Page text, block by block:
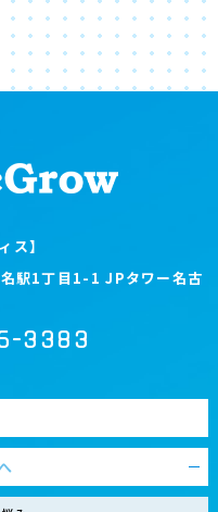
ス】
駅1丁目1-1 JPタワー名古
3383